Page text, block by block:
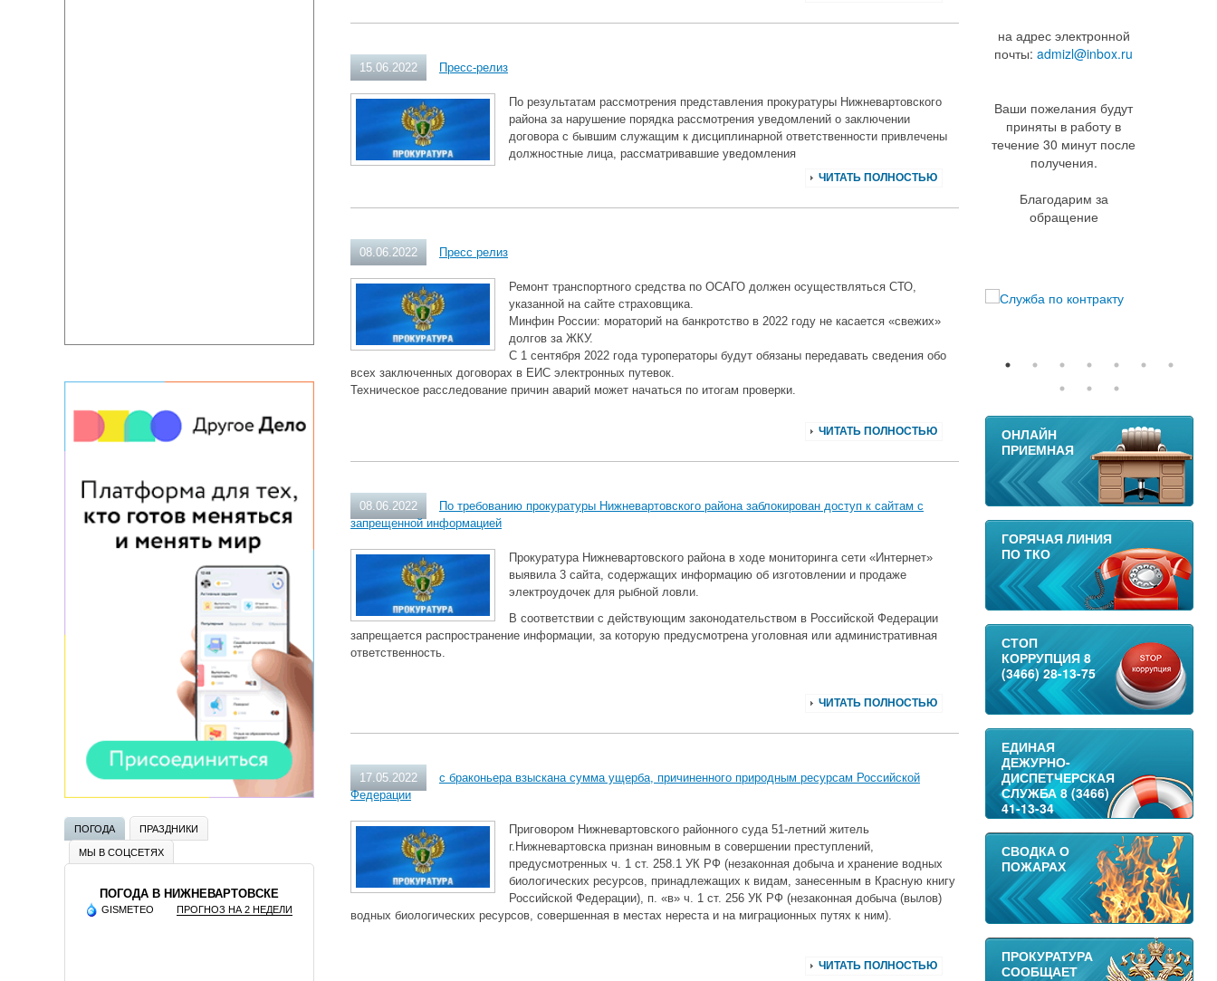
15.06.2022 Пресс-релиз
По результатам рассмотрения представления прокуратуры Нижневартовского
района за нарушение порядка рассмотрения уведомлений о заключении
договора с бывшим служащим к дисциплинарной ответственности привлечены
должностные лица, рассматривавшие уведомления
ЧИТАТЬ ПОЛНОСТЬЮ
08.06.2022 Пресс релиз
Ремонт транспортного средства по ОСАГО должен осуществляться СТО,
указанной на сайте страховщика.
Минфин России: мораторий на банкротство в 2022 году не касается «свежих»
долгов за ЖКУ.
С 1 сентября 2022 года туроператоры будут обязаны передавать сведения обо
всех заключенных договорах в ЕИС электронных путевок.
Техническое расследование причин аварий может начаться по итогам проверки.
ЧИТАТЬ ПОЛНОСТЬЮ
08.06.2022
По требованию прокуратуры Нижневартовского района заблокирован доступ к сайтам с
запрещенной информацией
Прокуратура Нижневартовского района в ходе мониторинга сети «Интернет»
выявила 3 сайта, содержащих информацию об изготовлении и продаже
электроудочек для рыбной ловли.
В соответствии с действующим законодательством в Российской Федерации
запрещается распространение информации, за которую предусмотрена уголовная или административная
ответственность.
ЧИТАТЬ ПОЛНОСТЬЮ
17.05.2022
с браконьера взыскана сумма ущерба, причиненного природным ресурсам Российской
Федерации
Приговором Нижневартовского районного суда 51-летний житель
г.Нижневартовска признан виновным в совершении преступлений,
предусмотренных ч. 1 ст. 258.1 УК РФ (незаконная добыча и хранение водных
биологических ресурсов, принадлежащих к видам, занесенным в Красную книгу
Российской Федерации), п. «в» ч. 1 ст. 256 УК РФ (незаконная добыча (вылов)
водных биологических ресурсов, совершенная в местах нереста и на миграционных путях к ним).
ЧИТАТЬ ПОЛНОСТЬЮ
ПОГОДА
ПРАЗДНИКИ
МЫ В СОЦСЕТЯХ
ПОГОДА В НИЖНЕВАРТОВСКЕ
GISMETEO ПРОГНОЗ НА 2 НЕДЕЛИ
на адрес электронной
почты:admizl@inbox.ru
Ваши пожелания будут
приняты в работу в
течение 30 минут после
получения.
Благодарим за
обращение
11
ОНЛАЙН
ПРИЕМНАЯ
ГОРЯЧАЯ ЛИНИЯ
ПО ТКО
СТОП
КОРРУПЦИЯ 8
(3466) 28-13-75
ЕДИНАЯ
ДЕЖУРНО-
ДИСПЕТЧЕРСКАЯ
СЛУЖБА 8 (3466)
41-13-34
СВОДКА О
ПОЖАРАХ
ПРОКУРАТУРА
СООБЩАЕТ